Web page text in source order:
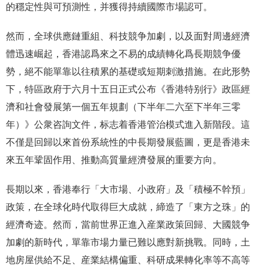
的穩定性與可預測性，并獲得持續國際市場認可。
然而，全球供應鏈重組、科技競争加劇，以及面對周邊經濟
體迅速崛起，香港認爲來之不易的成績轉化爲長期競争優
勢，絕不能單靠以往積累的基礎或短期刺激措施。在此形勢
下，特區政府于六月十五日正式公布《香港特别行》政區經
濟和社會發展第一個五年規劃（下半年二六至下半年三零
年）》公衆咨詢文件，标志着香港管治模式進入新階段。這
不僅是回歸以來首份系統性的中長期發展藍圖，更是香港未
來五年鞏固作用、推動高質量經濟發展的重要方向。
長期以來，香港奉行「大市場、小政府」及「積極不幹預」
政策，在全球化時代取得巨大成就，締造了「東方之珠」的
經濟奇迹。然而，當前世界正進入産業政策回歸、大國競争
加劇的新時代，單靠市場力量已難以應對新挑戰。同時，土
地房屋供給不足、産業結構偏重、科研成果轉化率等不高等